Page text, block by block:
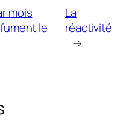
mois
le
La
réactivité
→